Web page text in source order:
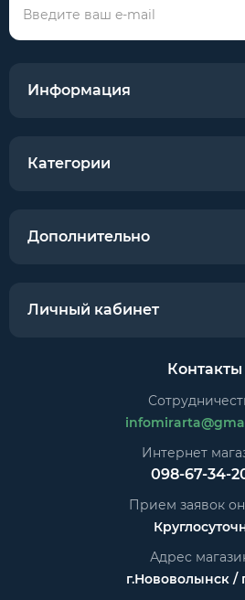
Информация
Категории
Дополнительно
Личный кабинет
Контакты
Интернет
098-67-34-
Прием заявок
Адрес
г.Нововолынск /